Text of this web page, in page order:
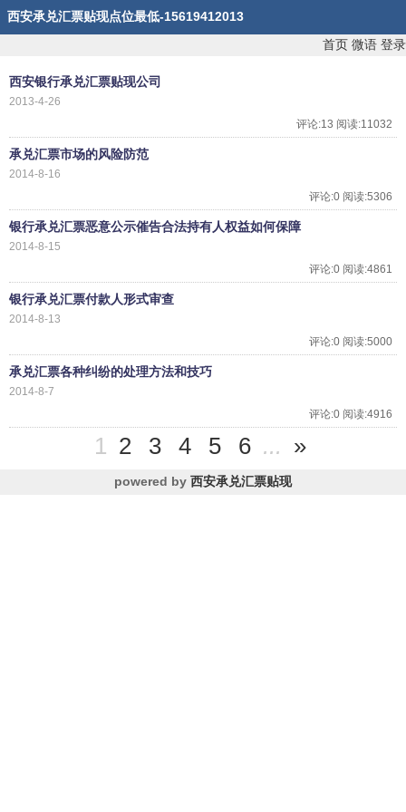
西安承兑汇票贴现点位最低-15619412013
首页 微语 登录
西安银行承兑汇票贴现公司
2013-4-26
评论:13 阅读:11032
承兑汇票市场的风险防范
2014-8-16
评论:0 阅读:5306
银行承兑汇票恶意公示催告合法持有人权益如何保障
2014-8-15
评论:0 阅读:4861
银行承兑汇票付款人形式审查
2014-8-13
评论:0 阅读:5000
承兑汇票各种纠纷的处理方法和技巧
2014-8-7
评论:0 阅读:4916
1 2 3 4 5 6 ... »
powered by 西安承兑汇票贴现